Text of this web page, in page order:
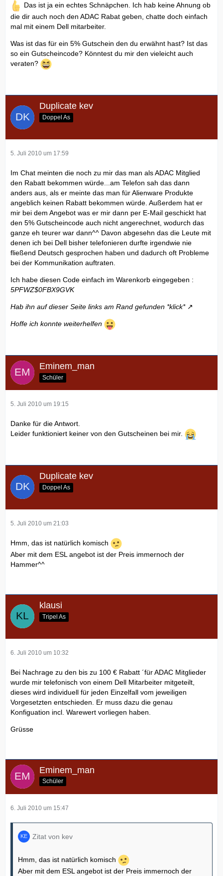
Das ist ja ein echtes Schnäpchen. Ich hab keine Ahnung ob
die dir auch noch den ADAC Rabat geben, chatte doch einfach
mal mit einem Dell mitarbeiter.
Was ist das für ein 5% Gutschein den du erwähnt hast? Ist das
so ein Gutscheincode? Könntest du mir den vieleicht auch
veraten?
Duplicate kev
Doppel As
5. Juli 2010 um 17:59
Im Chat meinten die noch zu mir das man als ADAC Mitglied
den Rabatt bekommen würde...am Telefon sah das dann
anders aus, als er meinte das man für Alienware Produkte
angeblich keinen Rabatt bekommen würde. Außerdem hat er
mir bei dem Angebot was er mir dann per E-Mail geschickt hat
den 5% Gutscheincode auch nicht angerechnet, wodurch das
ganze eh teurer war dann^^ Davon abgesehn das die Leute mit
denen ich bei Dell bisher telefonieren durfte irgendwie nie
fließend Deutsch gesprochen haben und dadurch oft Probleme
bei der Kommunikation auftraten.
Ich habe diesen Code einfach im Warenkorb eingegeben :
5PFWZ$0FBX9GVK
Hab ihn auf dieser Seite links am Rand gefunden *klick*
Hoffe ich konnte weiterhelfen
Eminem_man
Schüler
5. Juli 2010 um 19:15
Danke für die Antwort.
Leider funktioniert keiner von den Gutscheinen bei mir.
Duplicate kev
Doppel As
5. Juli 2010 um 21:03
Hmm, das ist natürlich komisch
Aber mit dem ESL angebot ist der Preis immernoch der
Hammer^^
klausi
Tripel As
6. Juli 2010 um 10:32
Bei Nachrage zu den bis zu 100 € Rabatt ´für ADAC Mitglieder
wurde mir telefonisch von einem Dell Mitarbeiter mitgeteilt,
dieses wird individuell für jeden Einzelfall vom jeweiligen
Vorgesetzten entschieden. Er muss dazu die genau
Konfiguation incl. Warewert vorliegen haben.
Grüsse
Eminem_man
Schüler
6. Juli 2010 um 15:47
Zitat von kev
Hmm, das ist natürlich komisch
Aber mit dem ESL angebot ist der Preis immernoch der